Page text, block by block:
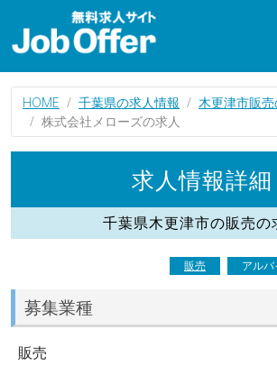
HOME 千葉県の求人情報
木更津市販売
株式会社メローズの求人
求人情報詳細
千葉県木更津市の販売の
販売 アルバ
募集業種
販売